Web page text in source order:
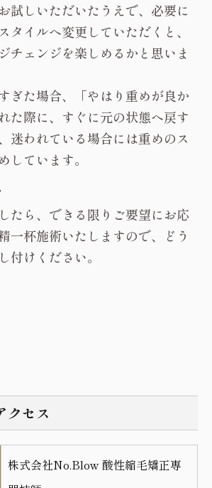
試しいただいたうえで、必要に
タイルへ変更していただくと、
チェンジを楽しめるかと思いま
ぎた場合、「やはり重めが良か
た際に、すぐに元の状態へ戻す
迷われている場合には重めのス
しています。
たら、できる限りご要望にお応
一杯施術いたしますので、どう
付けください。
クセス
株式会社No.Blow 酸性縮毛矯正専